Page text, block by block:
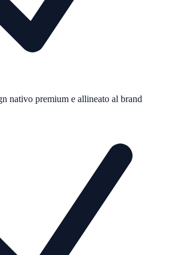
nativo premium e allineato al brand